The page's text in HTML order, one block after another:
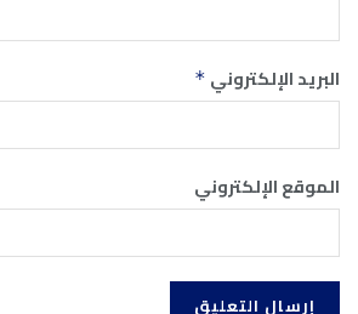
البريد الإلكتروني *
الموقع الإلكتروني